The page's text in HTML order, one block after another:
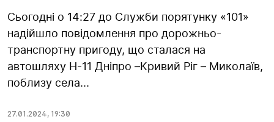
Сьогодні о 14:27 до Служби порятунку «101»
надійшло повідомлення про дорожньо-
транспортну пригоду, що сталася на
автошляху Н-11 Дніпро –Кривий Ріг – Миколаїв,
поблизу села...
27.01.2024, 19:30